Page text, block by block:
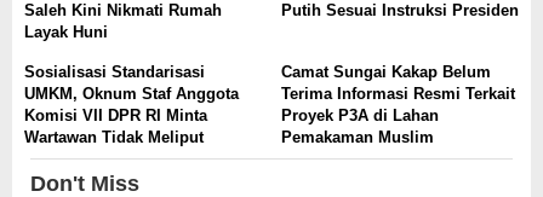
Saleh Kini Nikmati Rumah
Layak Huni
Putih Sesuai Instruksi Presiden
Sosialisasi Standarisasi
UMKM, Oknum Staf Anggota
Komisi VII DPR RI Minta
Wartawan Tidak Meliput
Camat Sungai Kakap Belum
Terima Informasi Resmi Terkait
Proyek P3A di Lahan
Pemakaman Muslim
Don't Miss